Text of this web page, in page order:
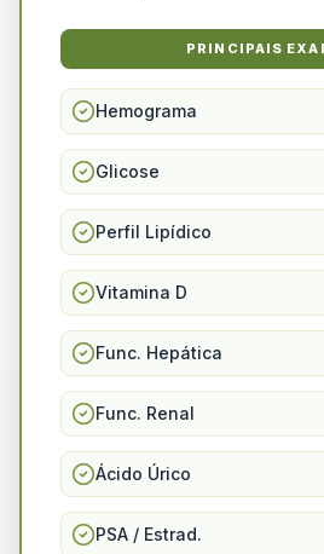
PRINCIPAIS
Hemograma
Glicose
Perfil Lipídico
Vitamina D
Func. Hepática
Func. Renal
Ácido Úrico
PSA / Estrad.